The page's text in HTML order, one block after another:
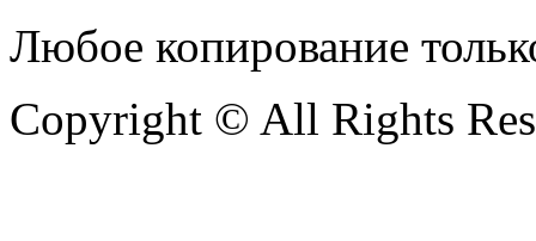
Любое копирование
Copyright © All Rights